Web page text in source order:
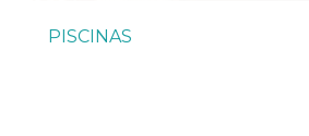
PISCINAS